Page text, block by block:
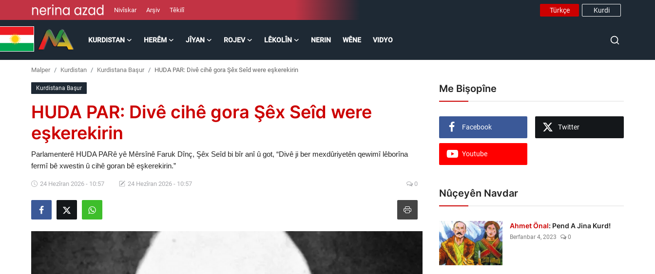
Nivîskar Arşiv Têkilî Türkçe Kurdi
KURDISTAN HERÊM JÎYAN ROJEV LÊKOLÎN NERIN WÊNE VIDYO
Lêkolîn
Malper Kurdistan Kurdistana Başur HUDA PAR: Divê cihê gora Şêx Seîd were eşkerekirin
Kurdistana Başur
HUDA PAR: Divê cihê gora Şêx Seîd were
eşkerekirin
Parlamenterê HUDA PARê yê Mêrsînê Faruk Dînç, Şêx Seîd bi bîr anî û got, “Divê ji ber mexdûriyetên qewimî lêborîna
fermî bê xwestin û cihê goran bê eşkerekirin.”
24 Hezîran 2026 - 10:57 24 Hezîran 2026 - 10:57 0
Me Bişopîne
Facebook Twitter
Youtube
Nûçeyên Navdar
Ahmet Önal: Pend A Jina Kurd!
Berfanbar 4, 2023 0